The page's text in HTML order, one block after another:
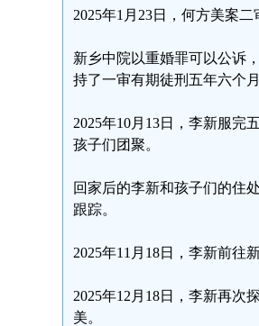
2025年1月23日，何方美案
新乡中院以重婚罪可以公诉
持了一审有期徒刑五年六个
2025年10月13日，李新服完
孩子们团聚。
回家后的李新和孩子们的住
跟踪。
2025年11月18日，李新前往
2025年12月18日，李新再次
美。